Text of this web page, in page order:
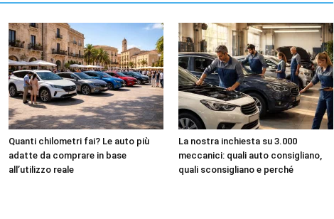
Quanti chilometri fai? Le auto più
adatte da comprare in base
all’utilizzo reale
La nostra inchiesta su 3.000
meccanici: quali auto consigliano,
quali sconsigliano e perché